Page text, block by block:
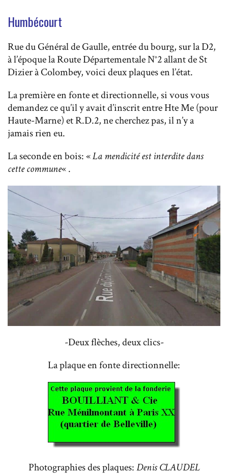
Humbécourt
Rue du Général de Gaulle, entrée du bourg, sur la D2,
à l’époque la Route Départementale N°2 allant de St
Dizier à Colombey, voici deux plaques en l’état.
La première en fonte et directionnelle, si vous vous
demandez ce qu’il y avait d’inscrit entre Hte Me (pour
Haute-Marne) et R.D.2, ne cherchez pas, il n’y a
jamais rien eu.
La seconde en bois: «La mendicité est interdite dans
cette commune« .
-Deux flèches, deux clics-
La plaque en fonte directionnelle:
Photographies des plaques:Denis CLAUDEL